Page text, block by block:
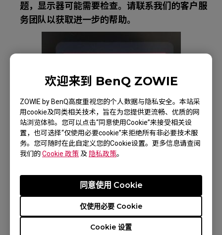
欢迎来到 BenQ ZOWIE
ZOWIE by BenQ高度重视您的个人数据与隐私安全。本站采
用cookie及同类相关技术，旨在为您提供更流畅、优质的网
站浏览体验。您可以点击“同意使用Cookie”来接受相关设
置，也可选择“仅使用必要cookie”来拒绝所有非必要技术服
务。您可随时在此自定义您的Cookie设置。更多信息请查阅
我们的Cookie 政策 及 隐私政策。
Cookie 设置
仅使用必要 Cookie
同意使用 Cookie
题，显示器可能需要检查。请联系我们的客户服
务团队以获取进一步的帮助。
适用型号
XL2411K (24"), XL2411P (24"), XL2430 (24"),